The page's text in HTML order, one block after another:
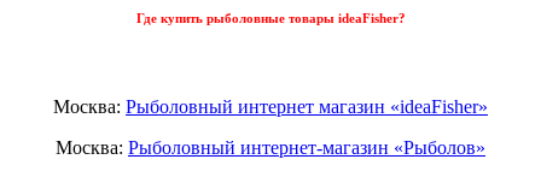
Где купить рыболовные товары ideaFisher?
Москва: Рыболовный интернет магазин «ideaFisher»
Москва: Рыболовный интернет-магазин «Рыболов»